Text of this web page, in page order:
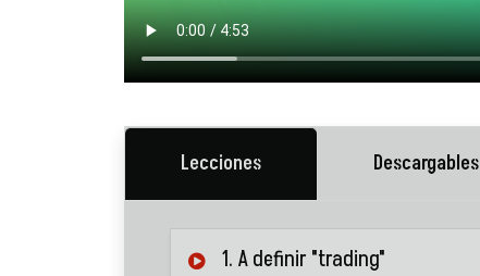
Lecciones Descargables
1. A definir "trading"